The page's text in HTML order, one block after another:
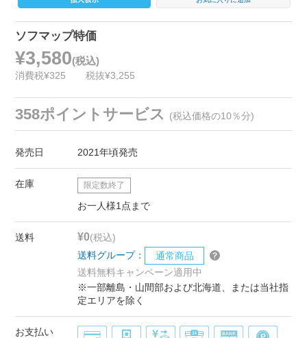
ソフマップ特価
¥3,580(税込)
消費税¥325 税抜¥3,255
358ポイントサービス (税込価格の10％分)
発売日 2021年頃発売
在庫 限定数終了
お一人様1点まで
送料 ¥0(税込)
送料グループ：
通常商品
送料無料キャンペーン適用中
※一部離島・山間部および北海道、または当社指
定エリアを除く
お支払い